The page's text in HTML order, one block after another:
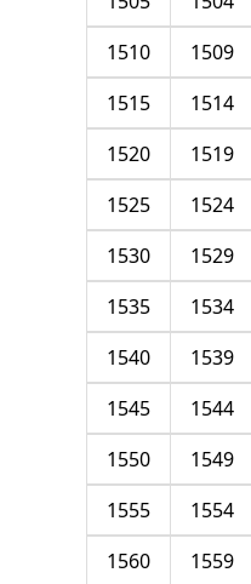
1509
1510
1514
1515
1519
1520
1524
1525
1529
1530
1534
1535
1539
1540
1544
1545
1549
1550
1554
1555
1559
1560